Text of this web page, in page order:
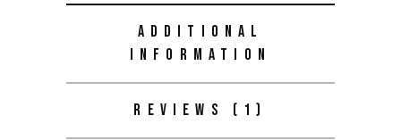
ADDITIONAL
INFORMATION
REVIEWS (1)